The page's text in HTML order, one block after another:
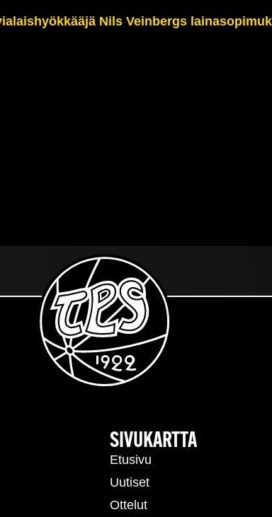
Nils Veinbergs
SIVUKARTTA
Etusivu
Uutiset
Ottelut